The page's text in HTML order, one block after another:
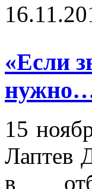
«Если
15
Лаптев
в